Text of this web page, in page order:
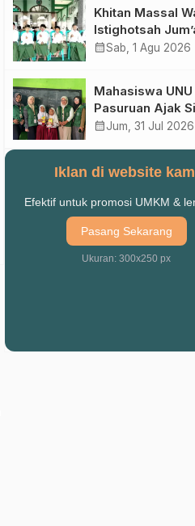
Khitan Massal
Istighotsah
Wage MWCNU
calendar_monthSab, 1 Agu 2026
Mahasiswa UNU
Pasuruan Ajak
SD Al Maksum
calendar_monthJum, 31 Jul 2026
Iklan di website
Efektif untuk promosi UMKM &
Pasang Sekarang
Ukuran: 300x250 px